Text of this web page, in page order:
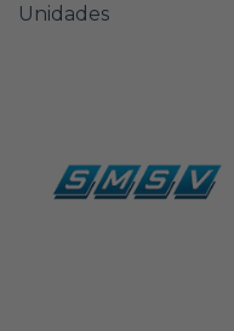
Unidades